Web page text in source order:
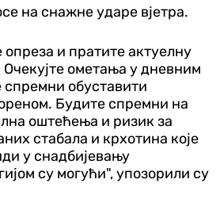
на снажне ударе вјетра.
и пратите актуелну
ометања у дневним
обуставити
Будите спремни на
оштећења и ризик за
стабала и крхотина које
у снадбијевању
су могући", упозорили су